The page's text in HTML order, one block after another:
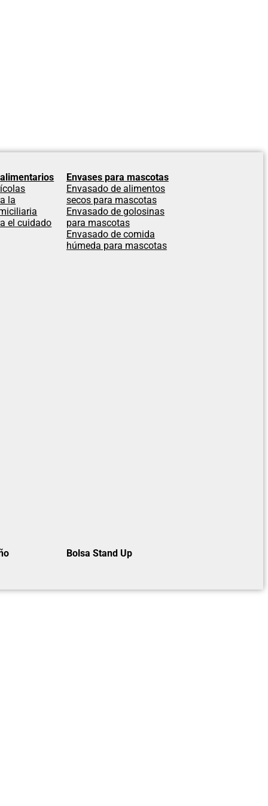
la
el cuidado
Envases para mascotas
Envasado de alimentos
secos para mascotas
Envasado de golosinas
para mascotas
Envasado de comida
húmeda para mascotas
Bolsa Stand Up